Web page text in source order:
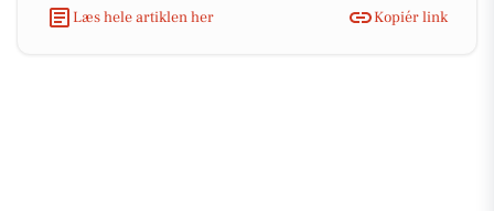
Læs hele artiklen her Kopiér link